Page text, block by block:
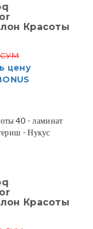
Красоты
СУМ
цену
Красоты